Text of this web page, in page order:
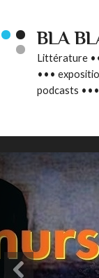
BLA
Littérature
•••
podcasts •••